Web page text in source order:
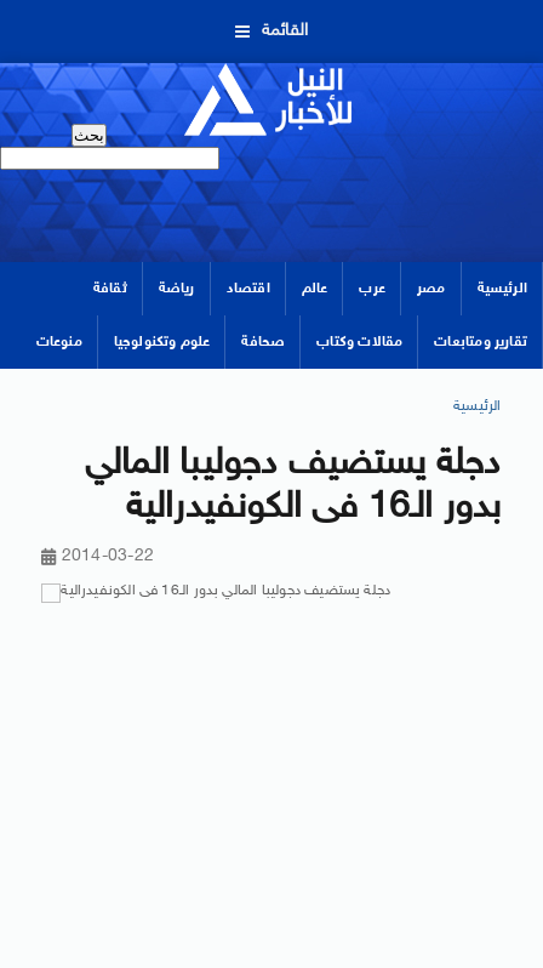
القائمة
الرئيسية مصر عرب عالم اقتصاد رياضة ثقافة
تقارير ومتابعات مقالات وكتاب صحافة علوم وتكنولوجيا منوعات
الرئيسية
دجلة يستضيف دجوليبا المالي
بدور الـ16 فى الكونفيدرالية
2014-03-22